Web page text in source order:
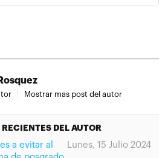
Mostrar mas post del autor
RECIENTES DEL AUTOR
Lunes, 15 Julio 2024
a evitar al